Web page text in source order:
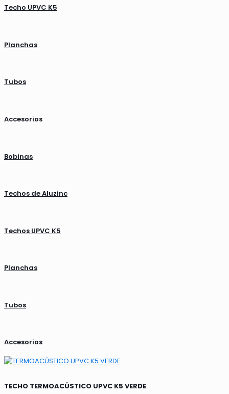
Techo UPVC K5
Planchas
Tubos
Accesorios
Bobinas
Techos de Aluzinc
Techos UPVC K5
Planchas
Tubos
Accesorios
TECHO TERMOACÚSTICO UPVC K5 VERDE